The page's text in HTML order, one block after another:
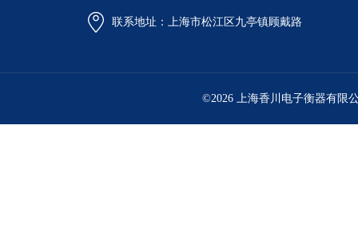
联系地址：上海市松江区九亭镇顾戴路
©2026 上海香川电子衡器有限